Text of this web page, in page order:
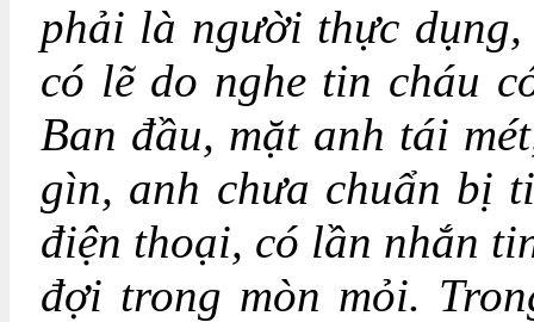
phải là người thực dụng,
có lẽ do nghe tin cháu
Ban đầu, mặt anh tái
gìn, anh chưa chuẩn bị
điện thoại, có lần nhắn
đợi trong mòn mỏi.